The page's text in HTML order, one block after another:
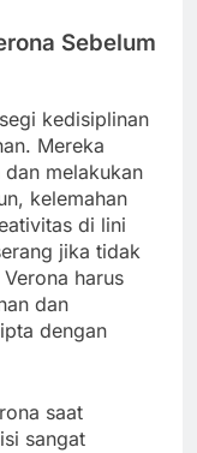
Sebelum
kedisiplinan
Mereka
dan melakukan
kelemahan
di lini
jika tidak
harus
dan
dengan
saat
sangat